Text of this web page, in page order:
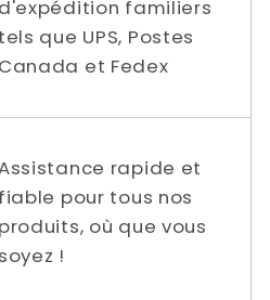
d'expédition familiers
tels que UPS, Postes
Canada et Fedex
rapide et
fiable pour tous nos
produits, où que vous
soyez !